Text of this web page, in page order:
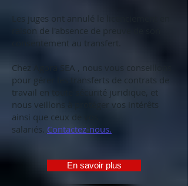
Les juges ont annulé le licenciement en
raison de l'absence de preuve de son
consentement au transfert.
Chez Agora SEA , nous vous conseillons
pour gérer les transferts de contrats de
travail en toute sécurité juridique, et
nous veillons à protéger vos intérêts
ainsi que ceux de vos
salariés. Contactez-nous.
En savoir plus